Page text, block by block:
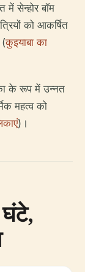
सेन्होर बॉम
को आकर्षित
(कुइयाबा का
के रूप में उन्नत
महत्व को
)।
घंटे,